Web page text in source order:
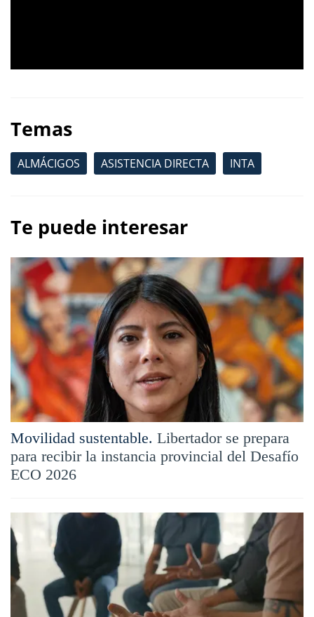
Temas
ALMÁCIGOS ASISTENCIA DIRECTA INTA
Te puede interesar
Movilidad sustentable. Libertador se prepara
para recibir la instancia provincial del Desafío
ECO 2026